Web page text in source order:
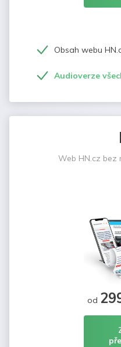
Obsah webu
Audioverze
Web HN.cz bez
od